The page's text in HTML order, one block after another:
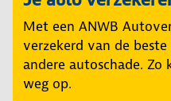
Met een ANWB
verzekerd van de
andere autoschade. Zo
weg op.